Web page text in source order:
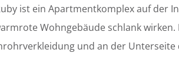
ist ein Apartmentkomplex auf der
Wohngebäude schlank
und an der Unterseite